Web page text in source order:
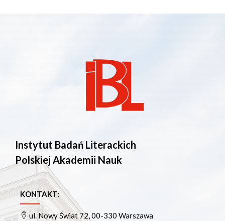
Instytut Badań Literackich
Polskiej Akademii Nauk
KONTAKT:
ul. Nowy Świat 72, 00-330 Warszawa